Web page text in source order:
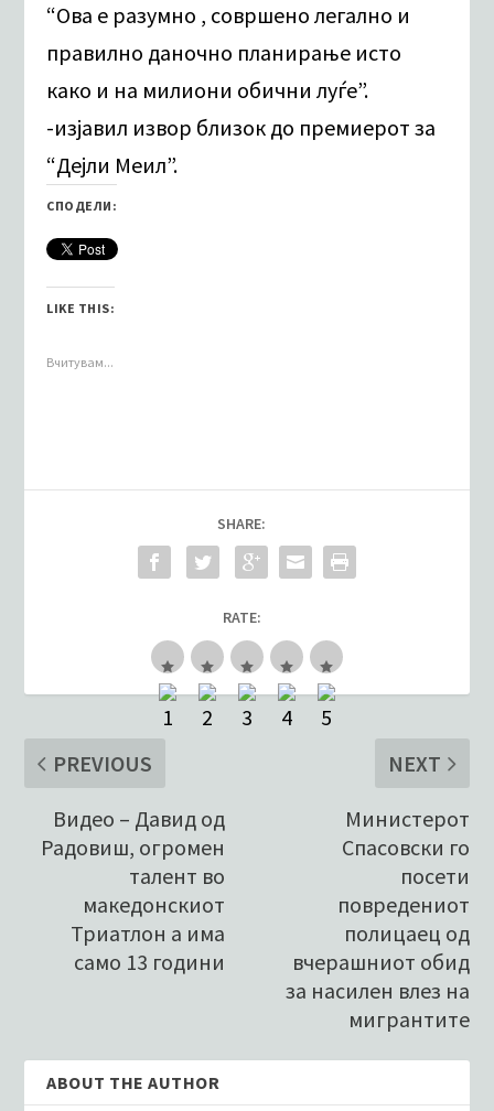
“Ова е разумно , совршено легално и
правилно даночно планирање исто
како и на милиони обичнилуѓе”.
-изјавил извор близок до премиерот за
“Дејли Меил”.
СПОДЕЛИ:
LIKE THIS:
Вчитувам...
SHARE:
RATE:
PREVIOUS
Видео – Давид од
Радовиш, огромен
талент во
македонскиот
Триатлон а има
само 13 години
NEXT
Министерот
Спасовски го
посети
повредениот
полицаец од
вчерашниот обид
за насилен влез на
мигрантите
ABOUT THE AUTHOR